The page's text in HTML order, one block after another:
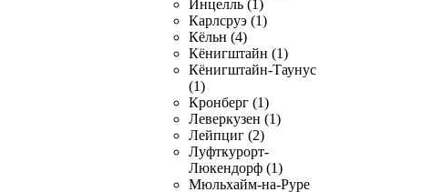
Инцелль (1)
Карлсруэ (1)
Кёльн (4)
Кёнигштайн (1)
Кёнигштайн-Таунус
(1)
Кронберг (1)
Леверкузен (1)
Лейпциг (2)
Луфткурорт-
Люкендорф (1)
Мюльхайм-на-Руре